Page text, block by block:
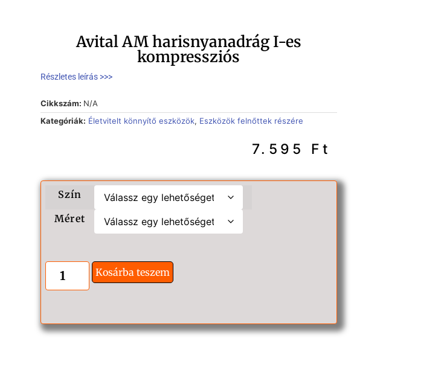
Avital AM harisnyanadrág I-es
kompressziós
Részletes leírás >>>
Cikkszám: N/A
Kategóriák: Életvitelt könnyítő eszközök, Eszközök felnőttek részére
7.595 Ft
Szín
Méret
Kosárba teszem